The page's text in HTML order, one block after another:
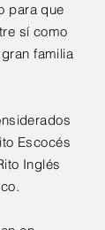
para que
sí como
familia
Escocés
Inglés